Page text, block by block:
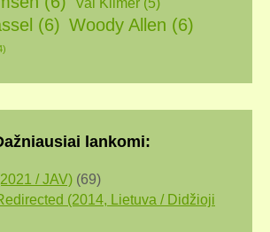
Val Kilmer (5)
(6) Woody Allen (6)
lankomi:
/ JAV) (69)
(2014, Lietuva / Didžioji